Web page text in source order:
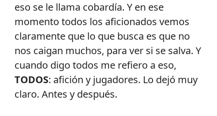
eso se le llama cobardía. Y en ese
momento todos los aficionados vemos
claramente que lo que busca es que no
nos caigan muchos, para ver si se salva. Y
cuando digo todos me refiero a eso,
TODOS: afición y jugadores. Lo dejó muy
claro. Antes y después.